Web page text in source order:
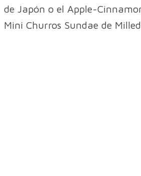
de Japón o el Apple-
Mini Churros Sundae de